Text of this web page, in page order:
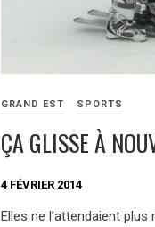
GRAND EST SPORTS
ÇA GLISSE À
4 FÉVRIER 2014
Elles ne l’attendaient